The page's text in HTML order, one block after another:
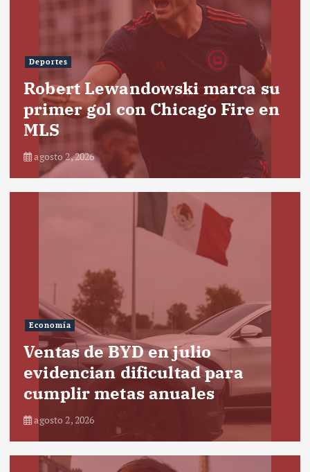
Deportes
Robert Lewandowski marca su
primer gol con Chicago Fire en
MLS
agosto 2, 2026
Economía
Ventas de BYD en julio
evidencian dificultad para
cumplir metas anuales
agosto 2, 2026